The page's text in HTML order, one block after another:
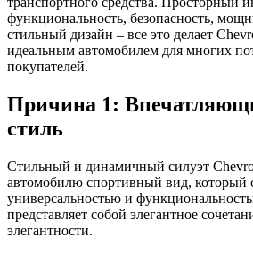
функциональность, безопасность,
стильный дизайн – все это делает
идеальным автомобилем для многих
покупателей.
Причина 1:
стиль
Стильный и динамичный силуэт
автомобилю спортивный вид, который
универсальностью и
представляет собой элегантное
элегантности.